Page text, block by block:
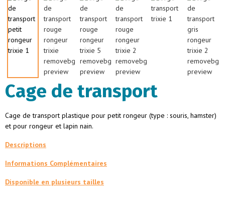
Cage de transport
Cage de transport plastique pour petit rongeur (type : souris, hamster)
et pour rongeur et lapin nain.
Descriptions
Informations Complémentaires
​Disponible en plusieurs tailles